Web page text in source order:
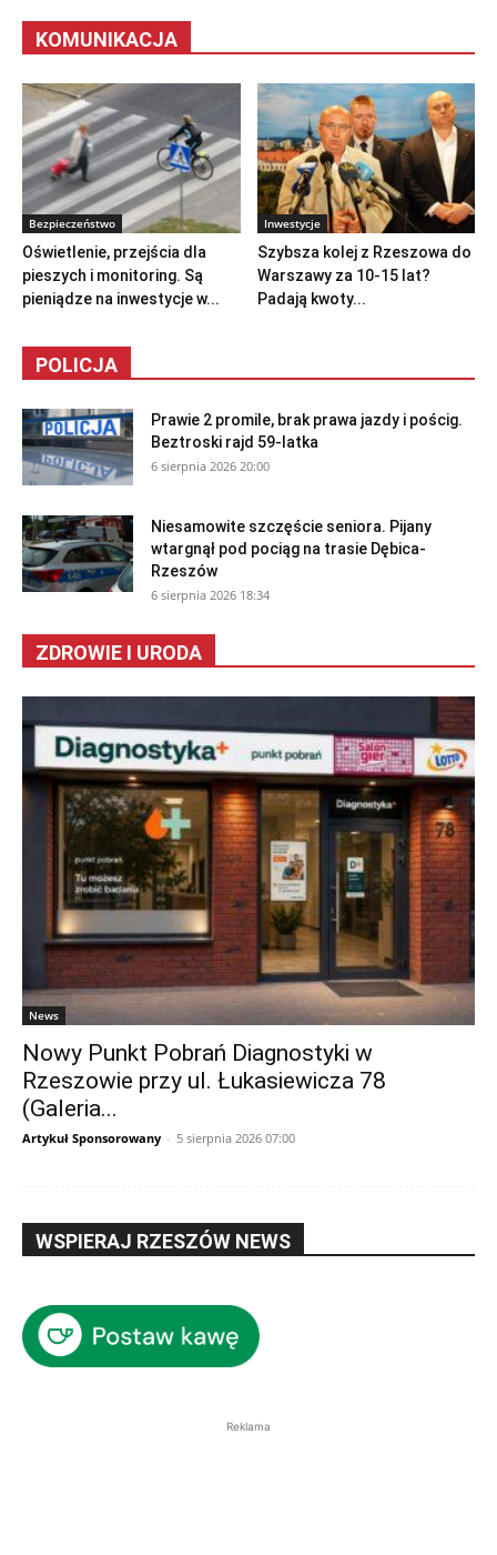
KOMUNIKACJA
Bezpieczeństwo
Oświetlenie, przejścia dla
pieszych i monitoring. Są
pieniądze na inwestycje w...
Inwestycje
Szybsza kolej z Rzeszowa do
Warszawy za 10-15 lat?
Padają kwoty...
POLICJA
Prawie 2 promile, brak prawa jazdy i pościg.
Beztroski rajd 59-latka
6 sierpnia 2026 20:00
Niesamowite szczęście seniora. Pijany
wtargnął pod pociąg na trasie Dębica-
Rzeszów
6 sierpnia 2026 18:34
ZDROWIE I URODA
News
Nowy Punkt Pobrań Diagnostyki w
Rzeszowie przy ul. Łukasiewicza 78
(Galeria...
Artykuł Sponsorowany - 5 sierpnia 2026 07:00
WSPIERAJ RZESZÓW NEWS
Reklama